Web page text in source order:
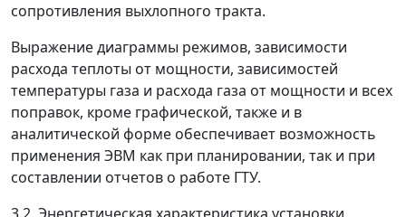
сопротивления выхлопного тракта.
Выражение диаграммы режимов, зависимости
расхода теплоты от мощности, зависимостей
температуры газа и расхода газа от мощности и всех
поправок, кроме графической, также и в
аналитической форме обеспечивает возможность
применения ЭВМ как при планировании, так и при
составлении отчетов о работе ГТУ.